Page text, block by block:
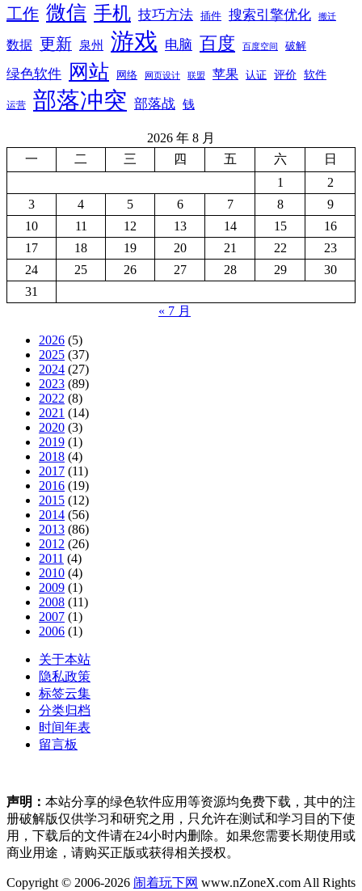
工作 微信 手机 技巧方法 插件 搜索引擎优化 搬迁
数据 更新 泉州 游戏 电脑 百度 百度空间 破解
绿色软件 网站 网络 网页设计 联盟 苹果 认证 评价 软件
运营 部落冲突 部落战 钱
2026 年 8 月
一
二 三 四 五 六
日
1
2
3
4 5 6 7 8
9
10
11 12 13 14 15
16
17
18 19 20 21 22
23
24
25 26 27 28 29
30
31
« 7 月
2026 (5)
2025 (37)
2024 (27)
2023 (89)
2022 (8)
2021 (14)
2020 (3)
2019 (1)
2018 (4)
2017 (11)
2016 (19)
2015 (12)
2014 (56)
2013 (86)
2012 (26)
2011 (4)
2010 (4)
2009 (1)
2008 (11)
2007 (1)
2006 (1)
关于本站
隐私政策
标签云集
分类归档
时间年表
留言板
声明： 本站分享的绿色软件应用等资源均免费下载，其中的注
册破解版仅供学习和研究之用，只允许在测试和学习目的下使
用，下载后的文件请在24小时内删除。如果您需要长期使用或
商业用途，请购买正版或获得相关授权。
Copyright © 2006-2026 闹着玩下网 www.nZoneX.com All Rights